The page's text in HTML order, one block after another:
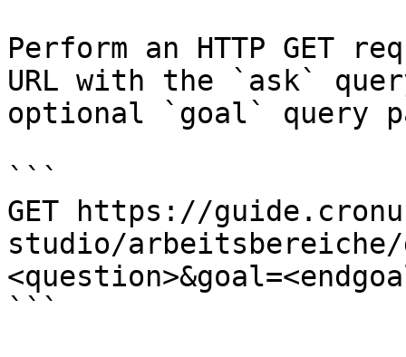
Perform an HTTP GET
URL with the `ask`
optional `goal` query
```
GET https://
studio/arbeitsbereiche/
```